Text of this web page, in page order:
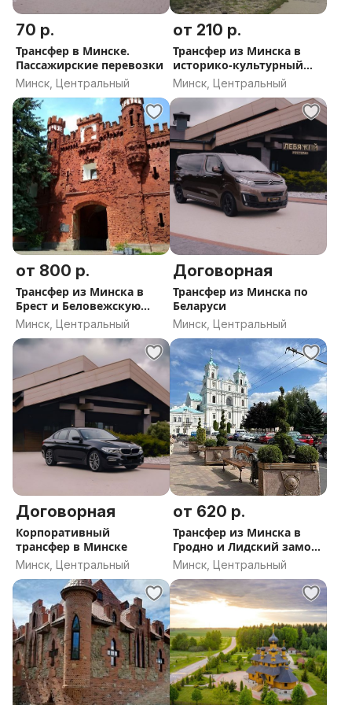
70 р.
Трансфер в Минске.
Пассажирские перевозки
Минск, Центральный
от 210 р.
Трансфер из Минска в
историко-культурный
комплекс ''Линия
Сталина'' и обратно
Минск, Центральный
от 800 р.
Трансфер из Минска в
Брест и Беловежскую
пущу и обратно
Минск, Центральный
Договорная
Трансфер из Минска по
Беларуси
Минск, Центральный
Договорная
Корпоративный
трансфер в Минске
Минск, Центральный
от 620 р.
Трансфер из Минска в
Гродно и Лидский замок
и обратно
Минск, Центральный